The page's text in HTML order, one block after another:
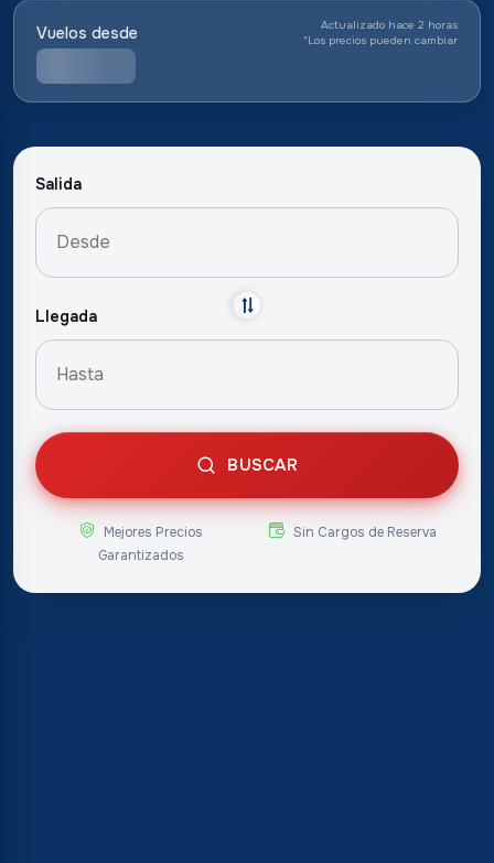
Vuelos desde
Actualizado hace 2 horas
*Los precios pueden cambiar
Salida
Llegada
BUSCAR
Mejores Precios
Garantizados
Sin Cargos de Reserva